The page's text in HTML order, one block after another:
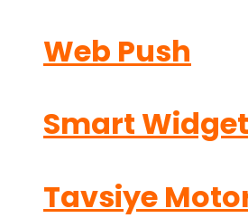
Web Push
Smart
Tavsiye